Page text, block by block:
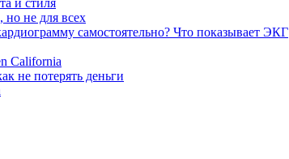
не для всех
самостоятельно? Что показывает ЭКГ
California
не потерять деньги